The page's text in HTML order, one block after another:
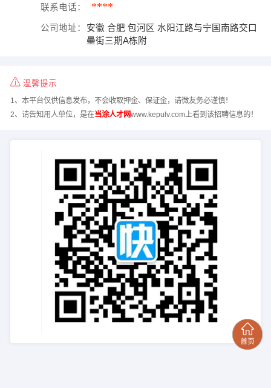
联系电话： ****
公司地址：
安徽 合肥 包河区 水阳江路与宁国南路交口
壘街三期A栋附
温馨提示
1、本平台仅供信息发布，不会收取押金、保证金，请微友务必谨慎！
2、请告知用人单位，是在当涂人才网www.kepulv.com上看到该招聘信息的！